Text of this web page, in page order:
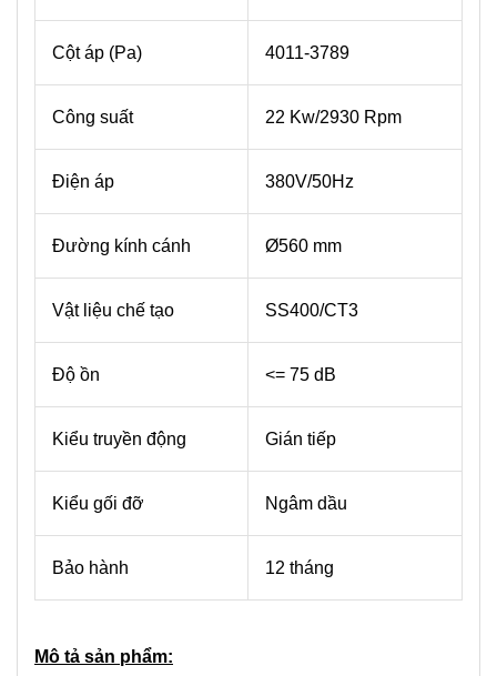
Cột áp (Pa) 4011-3789
Công suất 22 Kw/2930 Rpm
Điện áp 380V/50Hz
Đường kính cánh Ø560 mm
Vật liệu chế tạo SS400/CT3
Độ ồn <= 75 dB
Kiểu truyền động Gián tiếp
Kiểu gối đỡ Ngâm dầu
Bảo hành 12 tháng
Mô tả sản phẩm: